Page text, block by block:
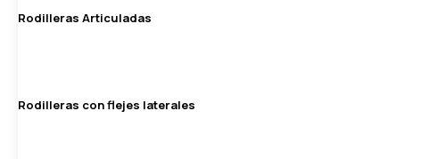
Rodilleras Articuladas
Rodilleras con flejes laterales